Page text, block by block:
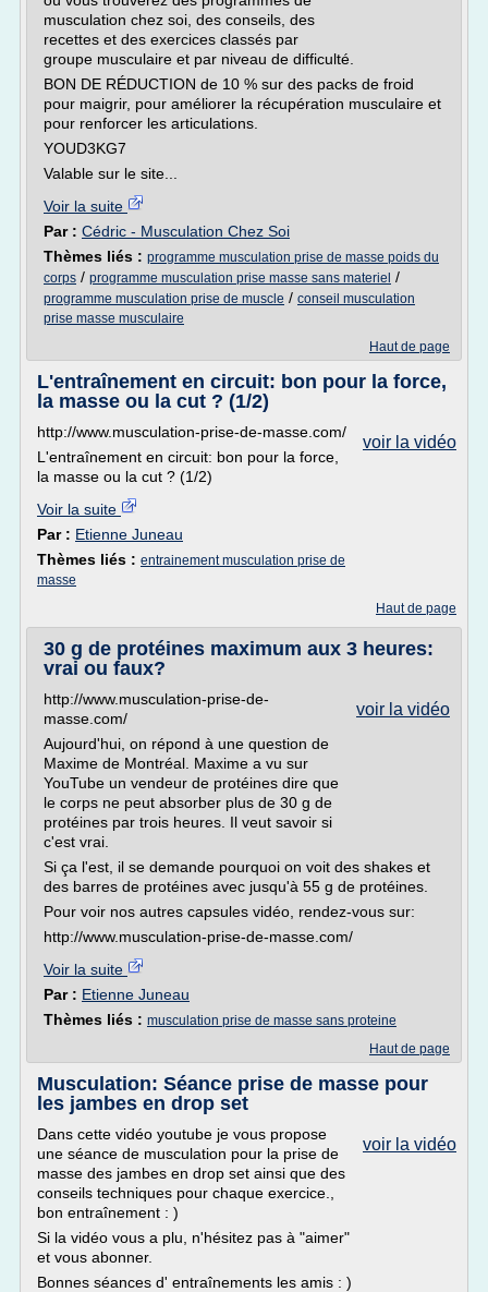
musculation chez soi, des conseils, des
recettes et des exercices classés par
groupe musculaire et par niveau de difficulté.
BON DE RÉDUCTION de 10 % sur des packs de froid
pour maigrir, pour améliorer la récupération musculaire et
pour renforcer les articulations.
YOUD3KG7
Valable sur le site...
Voir la suite
Par : Cédric - Musculation Chez Soi
Thèmes liés : programme musculation prise de masse poids du
corps / programme musculation prise masse sans materiel /
programme musculation prise de muscle / conseil musculation
prise masse musculaire
Haut de page
L'entraînement en circuit: bon pour la force,
la masse ou la cut ? (1/2)
voir la vidéo
http://www.musculation-prise-de-masse.com/
L'entraînement en circuit: bon pour la force,
la masse ou la cut ? (1/2)
Voir la suite
Par : Etienne Juneau
Thèmes liés : entrainement musculation prise de
masse
Haut de page
30 g de protéines maximum aux 3 heures:
vrai ou faux?
voir la vidéo
http://www.musculation-prise-de-
masse.com/
Aujourd'hui, on répond à une question de
Maxime de Montréal. Maxime a vu sur
YouTube un vendeur de protéines dire que
le corps ne peut absorber plus de 30 g de
protéines par trois heures. Il veut savoir si
c'est vrai.
Si ça l'est, il se demande pourquoi on voit des shakes et
des barres de protéines avec jusqu'à 55 g de protéines.
Pour voir nos autres capsules vidéo, rendez-vous sur:
http://www.musculation-prise-de-masse.com/
Voir la suite
Par : Etienne Juneau
Thèmes liés : musculation prise de masse sans proteine
Haut de page
Musculation: Séance prise de masse pour
les jambes en drop set
voir la vidéo
Dans cette vidéo youtube je vous propose
une séance de musculation pour la prise de
masse des jambes en drop set ainsi que des
conseils techniques pour chaque exercice.,
bon entraînement : )
Si la vidéo vous a plu, n'hésitez pas à "aimer"
et vous abonner.
Bonnes séances d' entraînements les amis : )